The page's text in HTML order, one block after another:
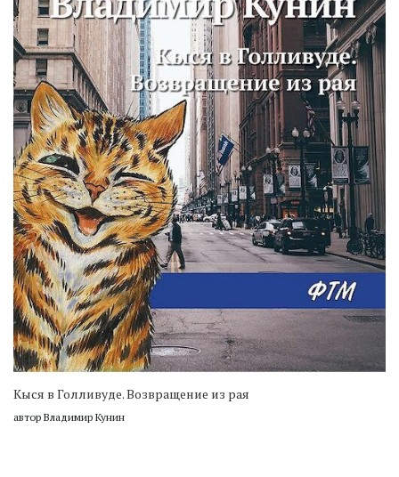
Кыся в Голливуде. Возвращение из рая
автор Владимир Кунин